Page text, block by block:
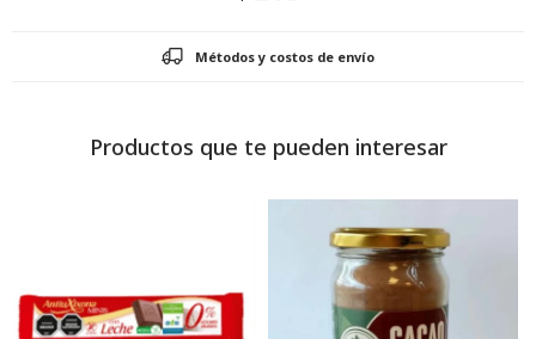
Métodos y costos de envío
Productos que te pueden interesar